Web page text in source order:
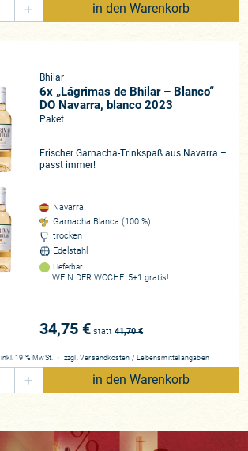
+ in den Warenkorb
Bhilar
6x „Lágrimas de Bhilar – Blanco“
DO Navarra, blanco 2023
Paket
Frischer Garnacha-Trinkspaß aus Navarra –
passt immer!
Navarra
Garnacha Blanca (100 %)
trocken
Edelstahl
Lieferbar
WEIN DER WOCHE: 5+1 gratis!
34,75 € statt 41,70€
inkl. 19 % MwSt. ・ zzgl. Versandkosten / Lebensmittelangaben
+ in den Warenkorb